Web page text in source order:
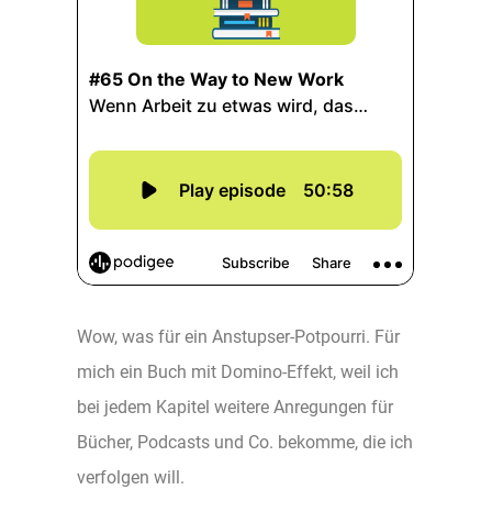
Wow, was für ein Anstupser-Potpourri. Für
mich ein Buch mit Domino-Effekt, weil ich
bei jedem Kapitel weitere Anregungen für
Bücher, Podcasts und Co. bekomme, die ich
verfolgen will.